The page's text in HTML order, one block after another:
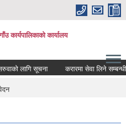
कार्यपालिकाको कार्यालय
लागि सूचना करारमा सेवा लिने सम्बन्धी